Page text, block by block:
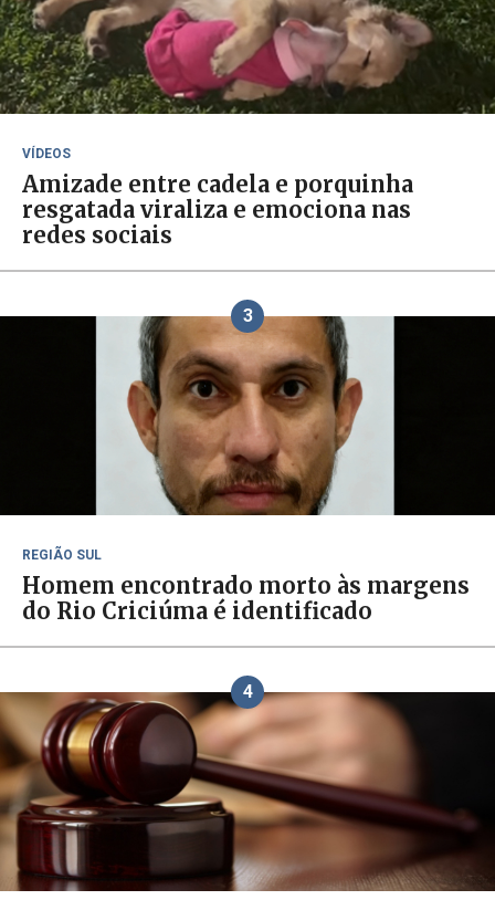
VÍDEOS
Amizade entre cadela e porquinha
resgatada viraliza e emociona nas
redes sociais
3
REGIÃO SUL
Homem encontrado morto às margens
do Rio Criciúma é identificado
4